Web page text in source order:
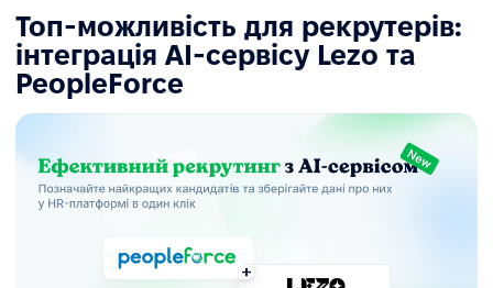
Топ-можливість для рекрутерів:
інтеграція AI-сервісу Lezo та
PeopleForce